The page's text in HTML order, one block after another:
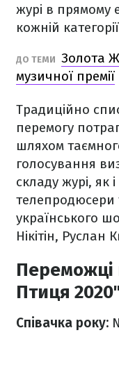
журі в прямому
кожній
ДО ТЕМИ Золота
музичної премії
Традиційно
перемогу
шляхом
голосування
складу журі, як
телепродюсери
українського
Нікітін, Руслан
Переможці
Птиця
Співачка року: